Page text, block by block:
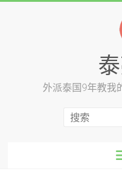
外派泰国9年教我